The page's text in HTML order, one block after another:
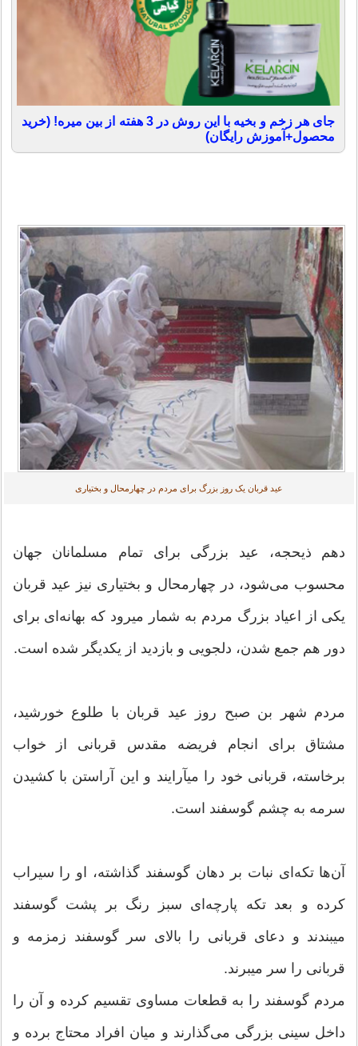
جای هر زخم و بخیه با این روش در 3 هفته از بین میره! (خرید
محصول+آموزش رایگان)
عید قربان یک روز بزرگ برای مردم در چهارمحال و بختیاری
دهم ذیحجه، عید بزرگی برای تمام مسلمانان جهان
محسوب می‌شود، در چهارمحال و بختیاری نیز عید قربان
یکی از اعیاد بزرگ مردم به شمار می‎رود که بهانه‌ای برای
دور هم جمع شدن، دلجویی و بازدید از یکدیگر شده است.
مردم شهر بن صبح روز عید قربان با طلوع خورشید،
مشتاق برای انجام فریضه مقدس قربانی از خواب
برخاسته، قربانی خود را می‎آرایند و این آراستن با کشیدن
سرمه به چشم گوسفند است.
آن‌ها تکه‌ای نبات بر دهان گوسفند گذاشته، او را سیراب
کرده و بعد تکه‌ پارچه‌ای سبز رنگ بر پشت گوسفند
می‎بندند و دعای قربانی را بالای سر گوسفند زمزمه و
قربانی را سر می‎برند.
مردم گوسفند را به قطعات مساوی تقسیم کرده و آن را
داخل سینی بزرگی می‌گذارند و میان افراد محتاج برده و